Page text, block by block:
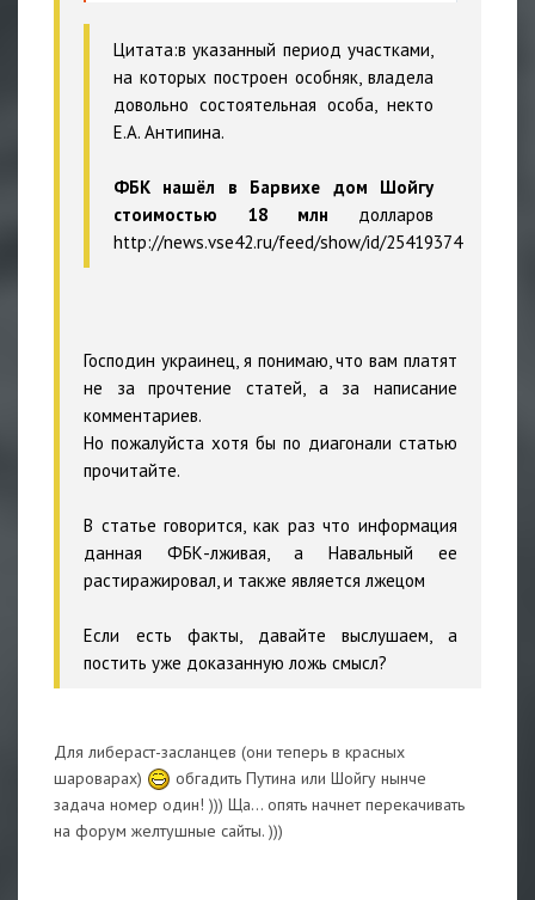
Цитата:в указанный период участками,
на которых построен особняк, владела
довольно состоятельная особа, некто
Е.А. Антипина.
ФБК нашёл в Барвихе дом Шойгу
стоимостью 18 млн долларов
http://news.vse42.ru/feed/show/id/25419374
Господин украинец, я понимаю, что вам платят
не за прочтение статей, а за написание
комментариев.
Но пожалуйста хотя бы по диагонали статью
прочитайте.
В статье говорится, как раз что информация
данная ФБК-лживая, а Навальный ее
растиражировал, и также является лжецом
Если есть факты, давайте выслушаем, а
постить уже доказанную ложь смысл?
Для либераст-засланцев (они теперь в красных
шароварах)
обгадить Путина или Шойгу нынче
задача номер один! ))) Ща... опять начнет перекачивать
на форум желтушные сайты. )))